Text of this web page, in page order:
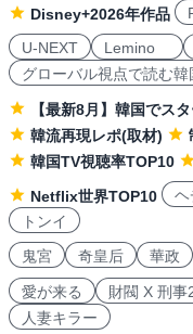
Disney+2026年作品
U-NEXT
Lemino
グローバル視点で読む韓
【最新8月】韓国でス
韓流再現レポ(取材)
韓国TV視聴率TOP10
Netflix世界TOP10
ヘ
トンイ
鬼宮
奇皇后 華政
愛が来る 財閥 X 刑事
人妻キラー